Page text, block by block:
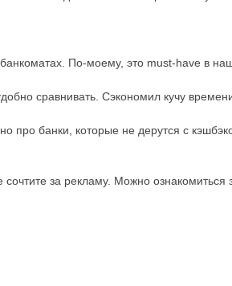
По-моему, это must-have в
сравнивать. Сэкономил кучу
про банки, которые не дерутся с
за рекламу. Можно ознакомиться